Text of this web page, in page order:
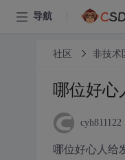
导航
社区 非技术
哪位好心
cyh811122
哪位好心人给